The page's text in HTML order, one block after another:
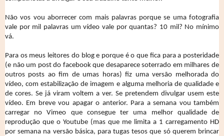
Não vos vou aborrecer com mais palavras porque se uma fotografia
vale por mil palavras um vídeo vale por quantas? 10 mil? No mínimo
vá.
Para os meus leitores do blog e porque é o que fica para a posteridade
(e não um post do facebook que desaparece soterrado em milhares de
outros posts ao fim de umas horas) fiz uma versão melhorada do
vídeo, com estabilização de imagem e alguma melhoria de qualidade e
de cores. Se já viram voltem a ver. Se pretendem divulgar usem este
vídeo. Em breve vou apagar o anterior. Para a semana vou também
carregar no Vimeo que consegue ter uma melhor qualidade de
reprodução que o Youtube (mas que me limita a 1 carregamento HD
por semana na versão básica, para tugas tesos que só querem brincar